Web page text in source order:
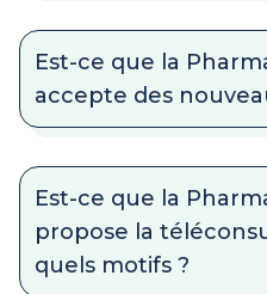
Est-ce que la
accepte des
Est-ce que la
propose la
quels motifs ?